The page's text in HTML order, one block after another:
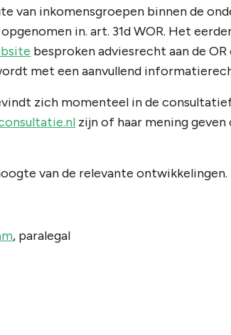
van inkomensgroepen binnen de
in. art. 31d WOR. Het
besproken adviesrecht aan de
met een aanvullend
zich momenteel in de
zijn of haar mening geven
van de relevante ontwikkelingen.
, paralegal